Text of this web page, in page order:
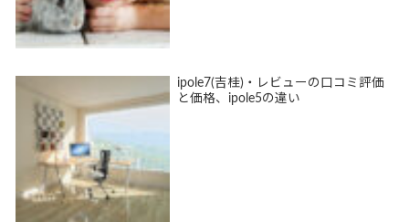
ipole7(吉桂)・レビューの口コミ評価
と価格、ipole5の違い